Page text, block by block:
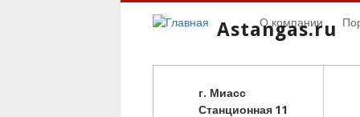
Astangas.ru
г. Миасс
Станционная 11
О компании